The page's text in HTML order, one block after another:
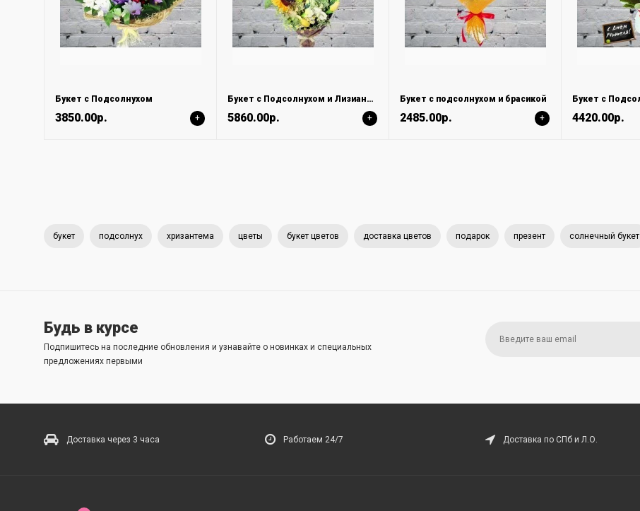
Букет с Подсолнухом
3850.00р. +
Букет с Подсолнухом и Лизиантусами
5860.00р. +
Букет с подсолнухом и брасикой
2485.00р. + 4420.00р.
букет подсолнух хризантема цветы букет цветов доставка цветов подарок презент солнечный букет
Будь в курсе
Подпишитесь на последние обновления и узнавайте о новинках и специальных
предложениях первыми
Доставка через 3 часа Работаем 24/7 Доставка по СПб и Л.О.